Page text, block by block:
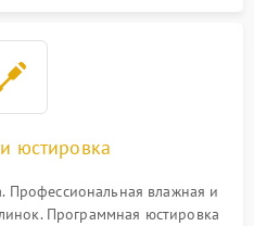
юстировка
Профессиональная влажная и
Программная юстировка